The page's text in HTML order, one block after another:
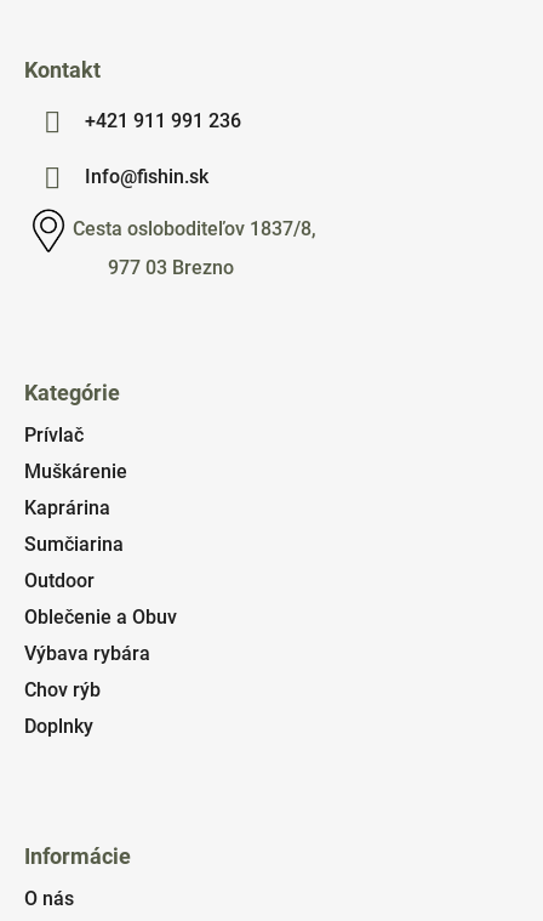
Kontakt
+421 911 991 236
Info@fishin.sk
Cesta osloboditeľov 1837/8,
977 03 Brezno
Kategórie
Prívlač
Muškárenie
Kaprárina
Sumčiarina
Outdoor
Oblečenie a Obuv
Výbava rybára
Chov rýb
Doplnky
Informácie
O nás